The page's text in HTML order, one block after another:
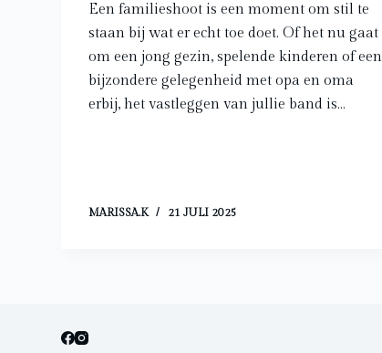
Een familieshoot is een moment om stil te
staan bij wat er echt toe doet. Of het nu gaat
om een jong gezin, spelende kinderen of een
bijzondere gelegenheid met opa en oma
erbij, het vastleggen van jullie band is…
MARISSA.K 21 JULI 2025